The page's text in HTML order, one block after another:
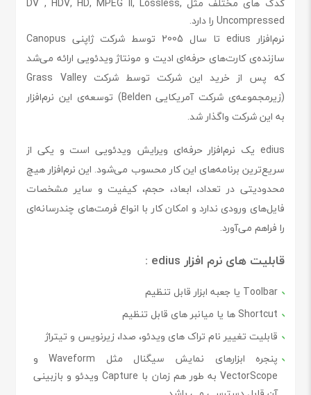
Uncompressed را دارد.
نرم‌افزار edius تا سال 2005 توسط شرکت ژاپنی Canopus
سازنده‌ی کارت‌های حرفه‌ای ادیت و مونتاژ ویدئویی ارائه می‌شد
که پس از خرید این شرکت توسط شرکت Grass Valley
(زیرمجموعه‌ی شرکت آمریکایی Belden) توسعه‌ی این نرم‌افزار
به این شرکت واگذار شد.
edius یک نرم‌افزار حرفه‌ای ویرایش ویدئویی است و یکی از
سریع‌ترین برنامه‌های این کار محسوب می‌شود. این نرم‌افزار هیچ
محدودیتی در تعداد، ابعاد، حجم، کیفیت و سایر مشخصات
فایل‌های ورودی ندارد و امکان کار با انواع فرمت‌های چندرسانه‌ای
را فراهم می‌آورد.
قابلیت های نرم افزار edius :
Toolbar يا جعبه ابزار قابل تنظیم
Shortcut ها یا ميانبر های قابل تنظیم
قابلیت تغییر نام تراک های ویدئو، صدا، زيرنويس و تيتراژ
پنجره ابزارهای نمايش سيگنال مثل Waveform و
VectorScope به طور هم زمان با Capture ویدئو و بازبينی